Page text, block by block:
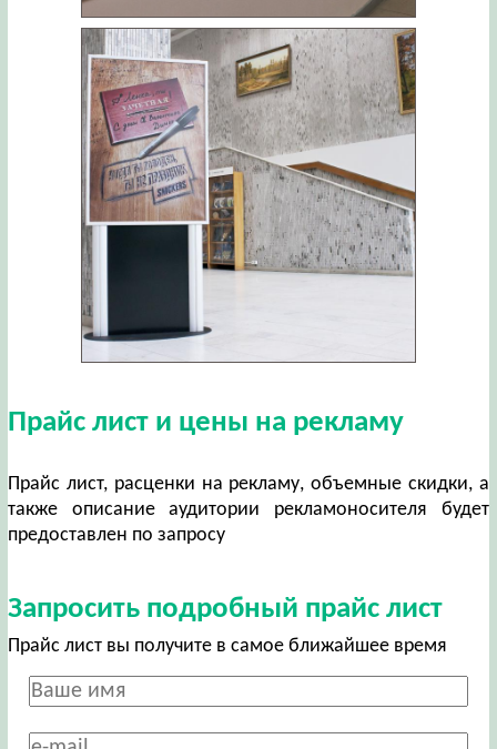
Прайс лист и цены на рекламу
Прайс лист, расценки на рекламу, объемные скидки, а
также описание аудитории рекламоносителя будет
предоставлен по запросу
Запросить подробный прайс лист
Прайс лист вы получите в самое ближайшее время